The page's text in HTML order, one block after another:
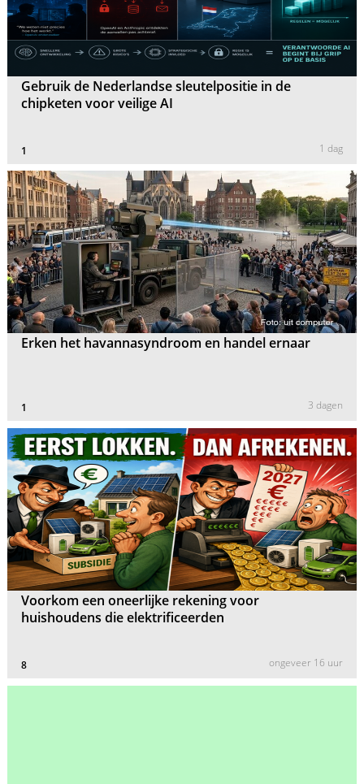
Gebruik de Nederlandse sleutelpositie in de
chipketen voor veilige AI
1 1 dag
Erken het havannasyndroom en handel ernaar
1 3 dagen
Voorkom een oneerlijke rekening voor
huishoudens die elektrificeerden
8 ongeveer 16 uur